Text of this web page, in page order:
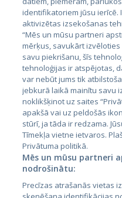
Страны
Эстония
Латвия
Литва
City24.lv
City24.ee
identifikatoriem jūsu ierīcē.
aktivizētas izsekošanas
“Mēs un mūsu partneri
mērķus, savukārt izvēloties
savu piekrišanu, šīs
tehnoloģijas ir atspējotas,
var nebūt jums tik
jebkurā laikā mainītu savu
noklikšķinot uz saites
apakšā vai uz peldošās
stūrī, ja tāda ir redzama.
Tīmekļa vietne ietvaros.
Privātuma politikā.
Mēs un mūsu partneri
nodrošinātu:
Precīzas atrašanās vietas